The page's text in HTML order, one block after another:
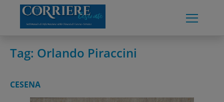
content
Tag: Orlando Piraccini
CESENA